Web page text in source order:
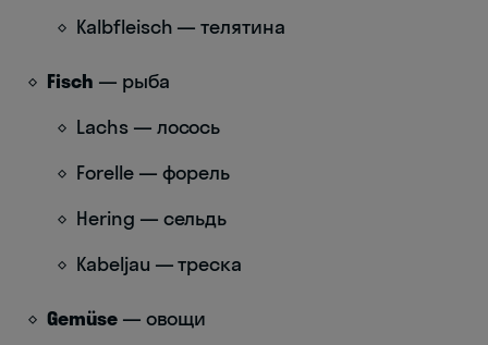
Kalbfleisch — телятина
Fisch — рыба
Lachs — лосось
Forelle — форель
Hering — сельдь
Kabeljau — треска
Gemüse— овощи